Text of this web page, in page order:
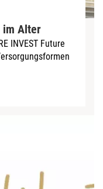
im Alter
INVEST Future